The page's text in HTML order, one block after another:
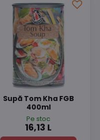
Supă Tom Kha FGB
400ml
Pe stoc
16,13 L